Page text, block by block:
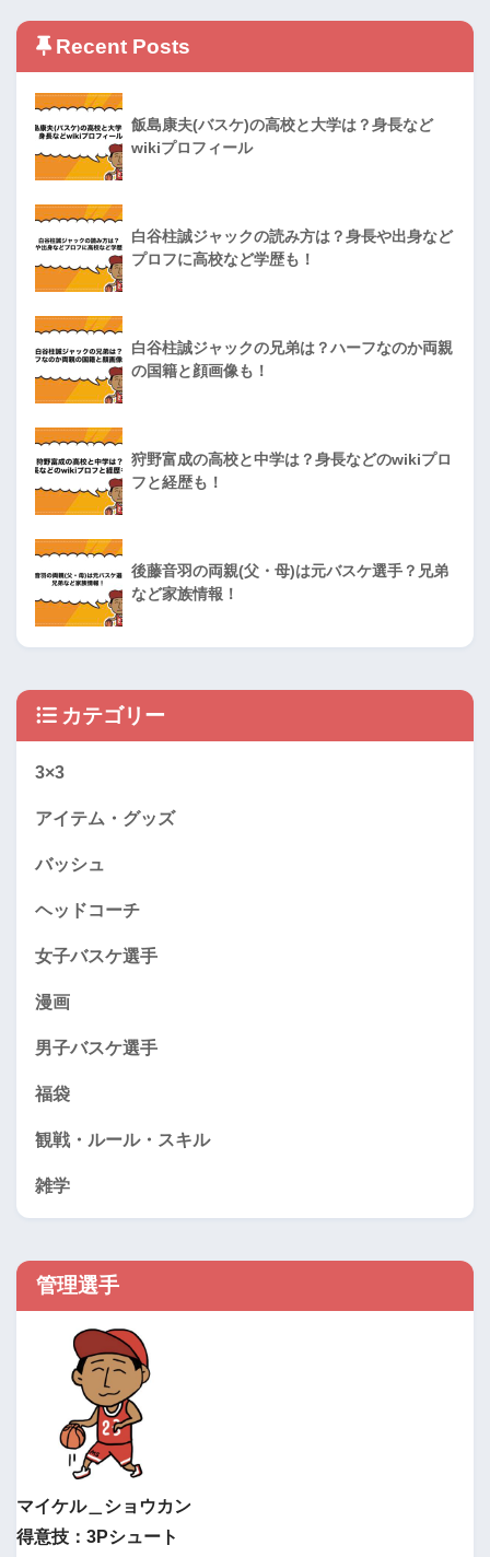
Recent Posts
飯島康夫(バスケ)の高校と大学は？身長など
wikiプロフィール
白谷柱誠ジャックの読み方は？身長や出身など
プロフに高校など学歴も！
白谷柱誠ジャックの兄弟は？ハーフなのか両親
の国籍と顔画像も！
狩野富成の高校と中学は？身長などのwikiプロ
フと経歴も！
後藤音羽の両親(父・母)は元バスケ選手？兄弟
など家族情報！
カテゴリー
3×3
アイテム・グッズ
バッシュ
ヘッドコーチ
女子バスケ選手
漫画
男子バスケ選手
福袋
観戦・ルール・スキル
雑学
管理選手
マイケル＿ショウカン
得意技：3Pシュート